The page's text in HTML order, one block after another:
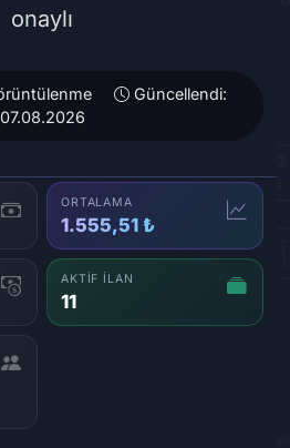
onaylı
Güncellendi:
07.08.2026
ORTALAMA
1.555,51 ₺
AKTIF İLAN
11